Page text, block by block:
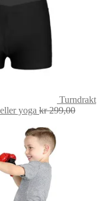
Turndrakt
yoga kr299,00